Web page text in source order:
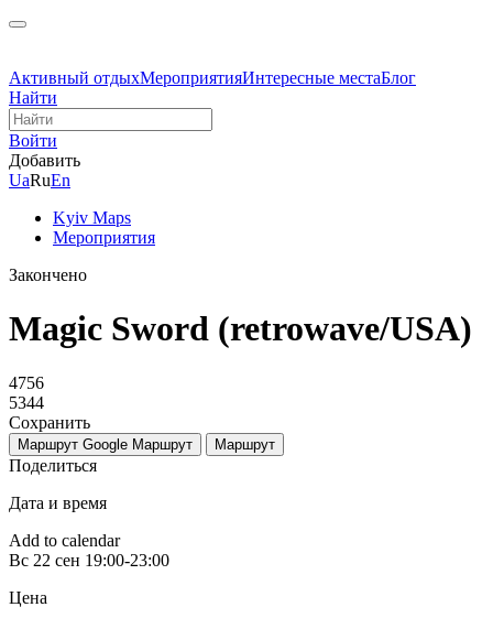
Активный отдыхМероприятияИнтересные местаБлог
Найти
Войти
Добавить
UaRuEn
Kyiv Maps
Мероприятия
Закончено
Magic Sword (retrowave/USA)
4756
5344
Сохранить
Маршрут Google Маршрут Маршрут
Поделиться
Дата и время
Add to calendar
Вс 22 сен 19:00-23:00
Цена